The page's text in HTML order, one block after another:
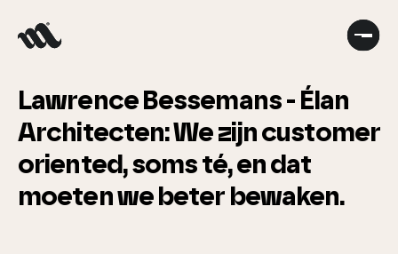
Lawrence Bessemans - Élan
Architecten: We zijn customer
oriented, soms té, en dat
moeten we beter bewaken.